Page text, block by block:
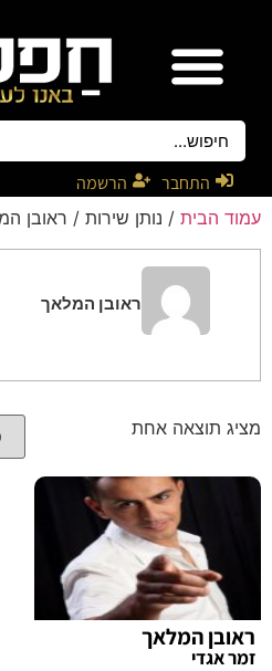
התחבר הרשמה
עמוד הבית / נותן שירות / ראובן
ראובן המלאך
מציג תוצאה אחת
ראובן המלאך
זמר אגדי